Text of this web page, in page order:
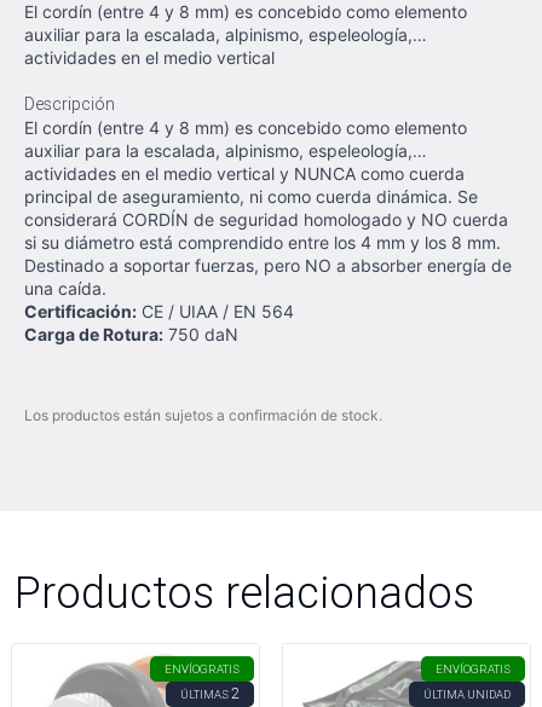
El cordín (entre 4 y 8 mm) es concebido como elemento
auxiliar para la escalada, alpinismo, espeleología,…
actividades en el medio vertical
Descripción
El cordín (entre 4 y 8 mm) es concebido como elemento
auxiliar para la escalada, alpinismo, espeleología,…
actividades en el medio vertical y NUNCA como cuerda
principal de aseguramiento, ni como cuerda dinámica. Se
considerará CORDÍN de seguridad homologado y NO cuerda
si su diámetro está comprendido entre los 4 mm y los 8 mm.
Destinado a soportar fuerzas, pero NO a absorber energía de
una caída.
Certificación: CE / UIAA / EN 564
Carga de Rotura: 750 daN
Los productos están sujetos a confirmación de stock.
Productos relacionados
ENVÍOGRATIS
ÚLTIMAS2
ENVÍOGRATIS
ÚLTIMA UNIDAD